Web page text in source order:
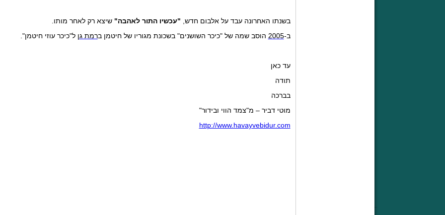
בשנתו האחרונה עבד על אלבום חדש, "עכשיו התור לאהבה" שיצא רק לאחר מותו.
ב-2005 הוסב שמה של "כיכר השושנים" בשכונת מגוריו של חיטמן ברמת גן ל"כיכר עוזי חיטמן".
עד כאן
תודה
בברכה
מוטי דביר – מ"צמד הווי ובידור"
http://www.havayvebidur.com